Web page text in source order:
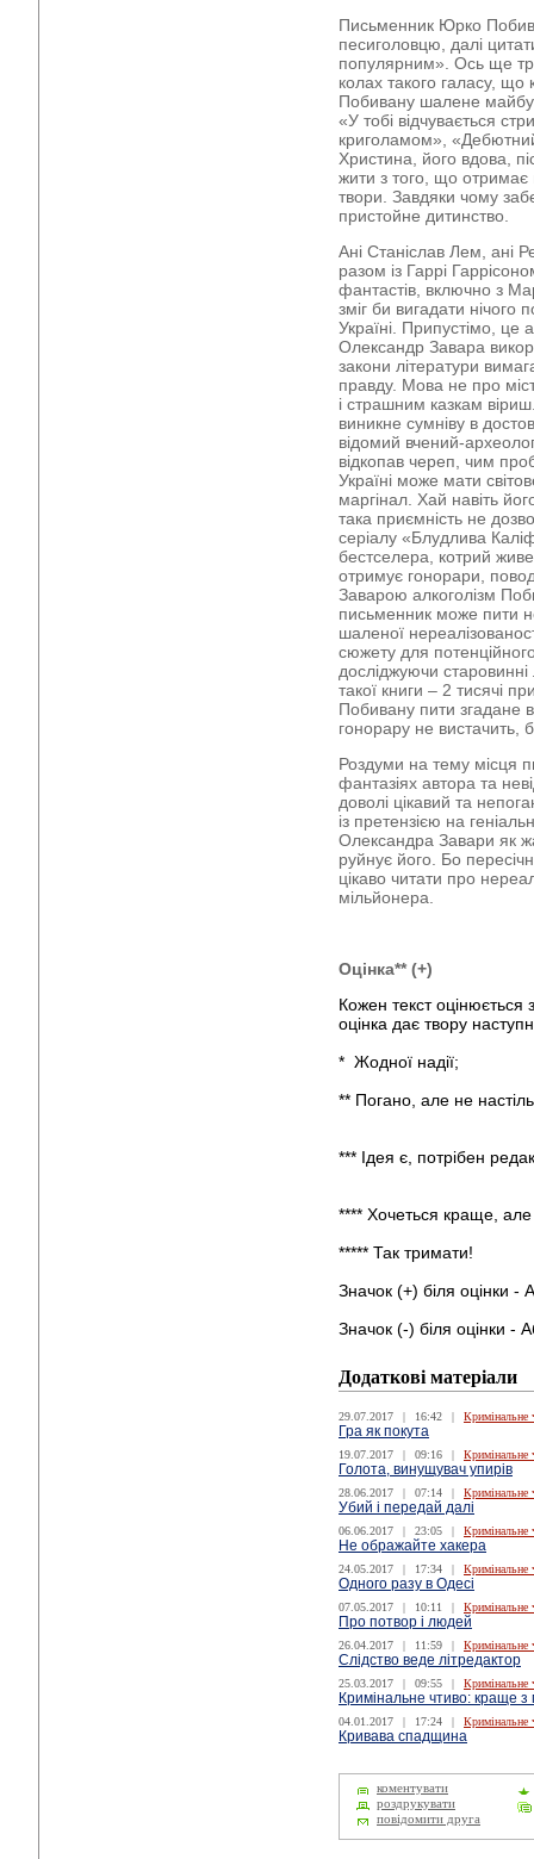
Письменник Юрко
песиголовцю, далі
популярним». Ось ще
колах такого галасу, що
Побивану шалене
«У тобі відчувається
криголамом»,
Христина, його вдова,
жити з того, що отримає
твори. Завдяки чому
пристойне дитинство.
Ані Станіслав Лем, ані
разом із Гаррі
фантастів, включно з
зміг би вигадати нічого
Україні. Припустімо, це
Олександр Завара
закони літератури
правду. Мова не про
і страшним казкам
виникне сумніву в
відомий вчений-
відкопав череп, чим
Україні може мати
маргінал. Хай навіть
така приємність не
серіалу «Блудлива
бестселера, котрий
отримує гонорари,
Заварою алкоголізм
письменник може пити
шаленої
сюжету для
досліджуючи
такої книги – 2 тисячі
Побивану пити згадане
гонорару не
Роздуми на тему місця
фантазіях автора та
доволі цікавий та
із претензією на
Олександра Завари як
руйнує його. Бо
цікаво читати про
мільйонера.
Оцінка** (+)
Кожен текст
оцінка дає твору
* Жодної
** Погано, але не
*** Ідея є, потрібен
**** Хочеться
***** Так
Значок (+) біля
Значок (-) біля оцінки -
Додаткові матеріали
29.07.2017 | 16:42 | Кримінальне
Гра як покута
19.07.2017 | 09:16 | Кримінальне
Голота, винущувач упирів
28.06.2017 | 07:14 | Кримінальне
Убий і передай далі
06.06.2017 | 23:05 | Кримінальне
Не ображайте хакера
24.05.2017 | 17:34 | Кримінальне
Одного разу в Одесі
07.05.2017 | 10:11 | Кримінальне
Про потвор і людей
26.04.2017 | 11:59 | Кримінальне
Слідство веде літредактор
25.03.2017 | 09:55 | Кримінальне
Кримінальне чтиво: краще з
04.01.2017 | 17:24 | Кримінальне
Кривава спадщина
коментувати
роздрукувати
повідомити друга